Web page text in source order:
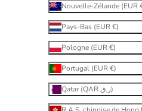
Nouvelle-Zélande (EUR
Pays-Bas (EUR €)
Pologne (EUR €)
Portugal (EUR €)
Qatar (QAR ر.ق)